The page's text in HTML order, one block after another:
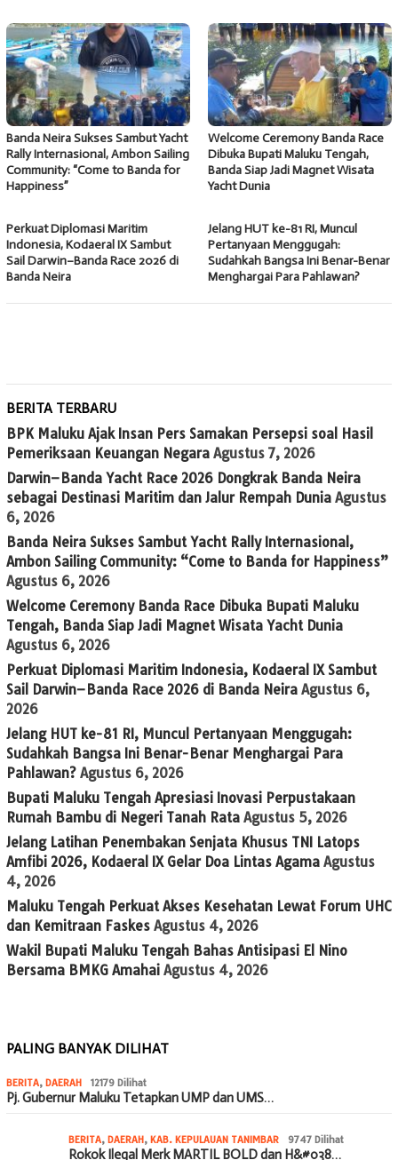
Banda Neira Sukses Sambut Yacht
Rally Internasional, Ambon Sailing
Community: “Come to Banda for
Happiness”
Welcome Ceremony Banda Race
Dibuka Bupati Maluku Tengah,
Banda Siap Jadi Magnet Wisata
Yacht Dunia
Perkuat Diplomasi Maritim
Indonesia, Kodaeral IX Sambut
Sail Darwin–Banda Race 2026 di
Banda Neira
Jelang HUT ke-81 RI, Muncul
Pertanyaan Menggugah:
Sudahkah Bangsa Ini Benar-Benar
Menghargai Para Pahlawan?
BERITA TERBARU
BPK Maluku Ajak Insan Pers Samakan Persepsi soal Hasil
Pemeriksaan Keuangan Negara Agustus 7, 2026
Darwin–Banda Yacht Race 2026 Dongkrak Banda Neira
sebagai Destinasi Maritim dan Jalur Rempah Dunia Agustus
6, 2026
Banda Neira Sukses Sambut Yacht Rally Internasional,
Ambon Sailing Community: “Come to Banda for Happiness”
Agustus 6, 2026
Welcome Ceremony Banda Race Dibuka Bupati Maluku
Tengah, Banda Siap Jadi Magnet Wisata Yacht Dunia
Agustus 6, 2026
Perkuat Diplomasi Maritim Indonesia, Kodaeral IX Sambut
Sail Darwin–Banda Race 2026 di Banda Neira Agustus 6,
2026
Jelang HUT ke-81 RI, Muncul Pertanyaan Menggugah:
Sudahkah Bangsa Ini Benar-Benar Menghargai Para
Pahlawan? Agustus 6, 2026
Bupati Maluku Tengah Apresiasi Inovasi Perpustakaan
Rumah Bambu di Negeri Tanah Rata Agustus 5, 2026
Jelang Latihan Penembakan Senjata Khusus TNI Latops
Amfibi 2026, Kodaeral IX Gelar Doa Lintas Agama Agustus
4, 2026
Maluku Tengah Perkuat Akses Kesehatan Lewat Forum UHC
dan Kemitraan Faskes Agustus 4, 2026
Wakil Bupati Maluku Tengah Bahas Antisipasi El Nino
Bersama BMKG Amahai Agustus 4, 2026
PALING BANYAK DILIHAT
BERITA, DAERAH 12179 Dilihat
Pj. Gubernur Maluku Tetapkan UMP dan UMS…
BERITA, DAERAH, KAB. KEPULAUAN TANIMBAR 9747 Dilihat
Rokok Ilegal Merk MARTIL BOLD dan H&#038…